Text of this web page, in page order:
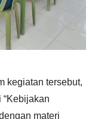
kegiatan tersebut,
materi